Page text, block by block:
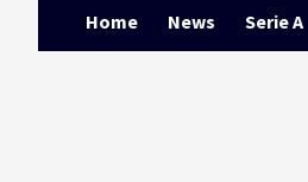
Home News Serie A